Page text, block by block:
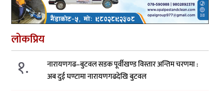
लोकप्रिय
१.
नारायणगढ–बुटवल सडक पूर्वीखण्ड विस्तार अन्तिम चरणमा :
अब दुई घण्टामा नारायणगढदेखि बुटवल